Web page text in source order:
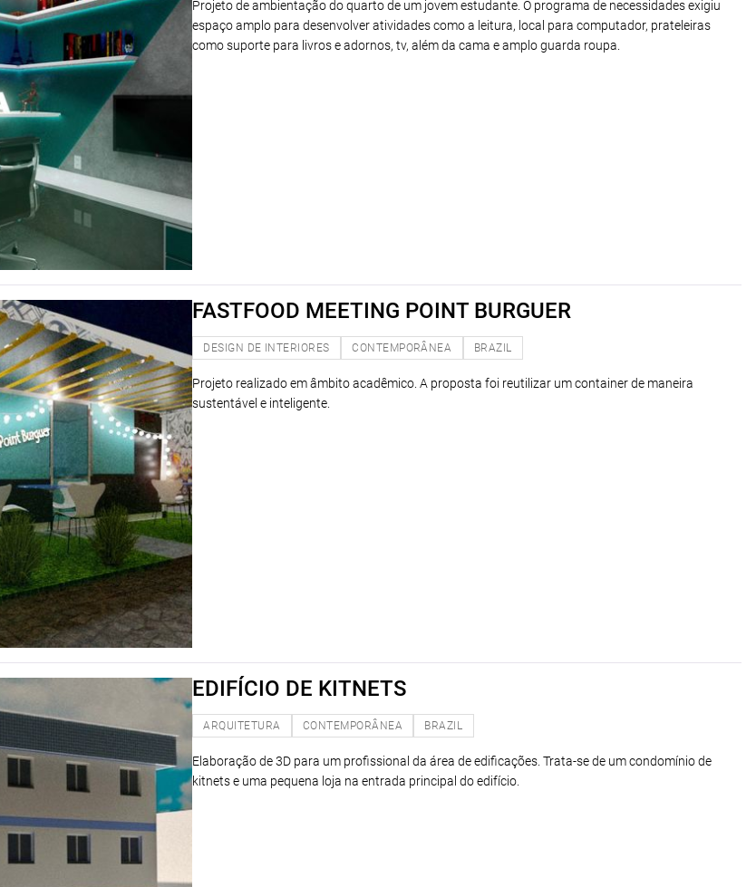
Projeto de ambientação do quarto de um jovem estudante. O programa de necessidades exigiu
espaço amplo para desenvolver atividades como a leitura, local para computador, prateleiras
como suporte para livros e adornos, tv, além da cama e amplo guarda roupa.
FASTFOOD MEETING POINT BURGUER
DESIGN DE INTERIORES CONTEMPORÂNEA BRAZIL
Projeto realizado em âmbito acadêmico. A proposta foi reutilizar um container de maneira
sustentável e inteligente.
EDIFÍCIO DE KITNETS
ARQUITETURA CONTEMPORÂNEA BRAZIL
Elaboração de 3D para um profissional da área de edificações. Trata-se de um condomínio de
kitnets e uma pequena loja na entrada principal do edifício.